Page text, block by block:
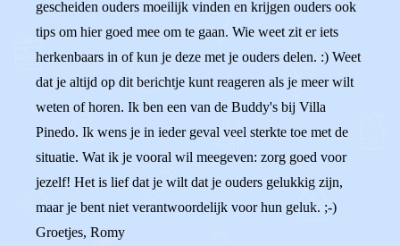
gescheiden ouders moeilijk vinden en krijgen ouders ook
tips om hier goed mee om te gaan. Wie weet zit er iets
herkenbaars in of kun je deze met je ouders delen. :) Weet
dat je altijd op dit berichtje kunt reageren als je meer wilt
weten of horen. Ik ben een van de Buddy's bij Villa
Pinedo. Ik wens je in ieder geval veel sterkte toe met de
situatie. Wat ik je vooral wil meegeven: zorg goed voor
jezelf! Het is lief dat je wilt dat je ouders gelukkig zijn,
maar je bent niet verantwoordelijk voor hun geluk. ;-)
Groetjes, Romy